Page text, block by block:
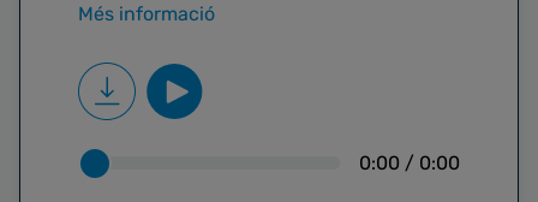
mirant els delictes que més pugen durant
juny, juliol i agost.
Més informació
0:00 / 0:00